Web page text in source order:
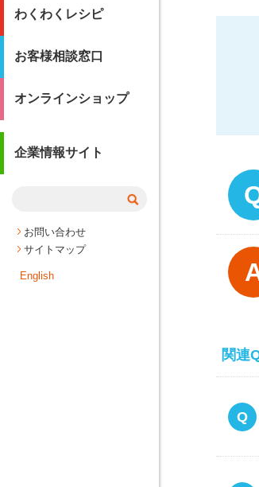
わくわくレシピ
お客様相談窓口
オンラインショップ
企業情報サイト
お問い合わせ
サイトマップ
English
関連
Q